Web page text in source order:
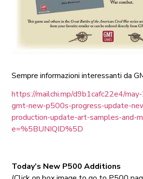
Sempre informazioni interessanti da
https://mailchi.mp/d9b1cafc22e4/
gmt-new-p500s-progress-update-
production-update-art-samples-and-
e=%5BUNIQID%5D
Today’s New P500 Additions